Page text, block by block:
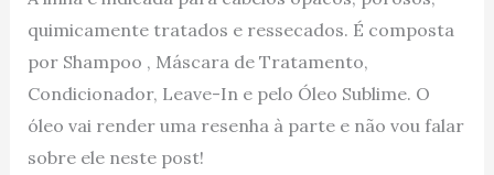
quimicamente tratados e ressecados. É composta
por Shampoo , Máscara de Tratamento,
Condicionador, Leave-In e pelo Óleo Sublime. O
óleo vai render uma resenha à parte e não vou falar
sobre ele neste post!